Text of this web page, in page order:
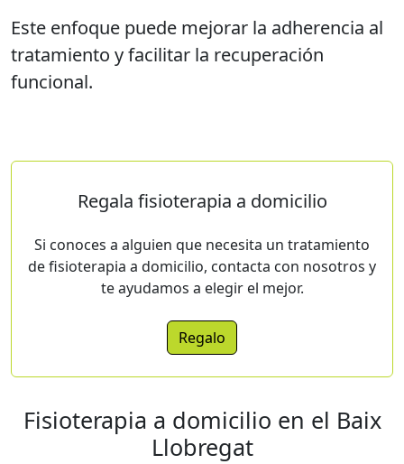
Este enfoque puede mejorar la adherencia al
tratamiento y facilitar la recuperación
funcional.
Regala fisioterapia a domicilio
Si conoces a alguien que necesita un tratamiento
de fisioterapia a domicilio, contacta con nosotros y
te ayudamos a elegir el mejor.
Regalo
Fisioterapia a domicilio en el Baix
Llobregat